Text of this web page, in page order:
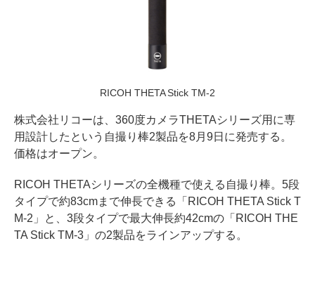
RICOH THETA Stick TM-2
株式会社リコーは、360度カメラTHETAシリーズ用に専
用設計したという自撮り棒2製品を8月9日に発売する。
価格はオープン。
RICOH THETAシリーズの全機種で使える自撮り棒。5段
タイプで約83cmまで伸長できる「RICOH THETA Stick T
M-2」と、3段タイプで最大伸長約42cmの「RICOH THE
TA Stick TM-3」の2製品をラインアップする。